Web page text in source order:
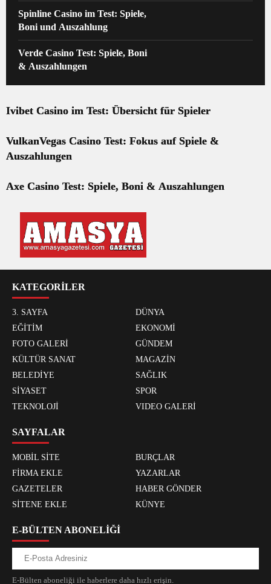
Spinline Casino im Test: Spiele,
Boni und Auszahlung
Verde Casino Test: Spiele, Boni
& Auszahlungen
Ivibet Casino im Test: Übersicht für Spieler
VulkanVegas Casino Test: Fokus auf Spiele &
Auszahlungen
Axe Casino Test: Spiele, Boni & Auszahlungen
KATEGORİLER
3. SAYFA
DÜNYA
EĞİTİM
EKONOMİ
FOTO GALERİ
GÜNDEM
KÜLTÜR SANAT
MAGAZİN
BELEDİYE
SAĞLIK
SİYASET
SPOR
TEKNOLOJİ
VIDEO GALERİ
SAYFALAR
MOBİL SİTE
BURÇLAR
FİRMA EKLE
YAZARLAR
GAZETELER
HABER GÖNDER
SİTENE EKLE
KÜNYE
E-BÜLTEN ABONELİĞİ
E-Bülten aboneliği ile haberlere daha hızlı erişin.